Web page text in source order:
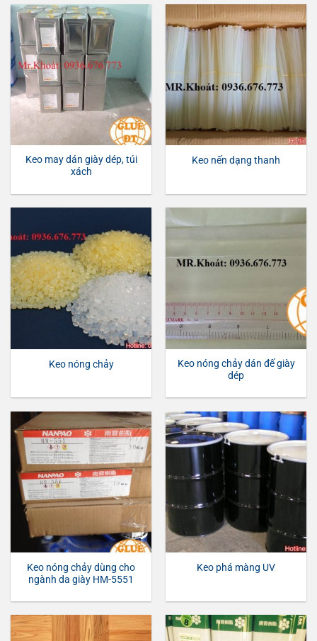
Keo may dán giày dép, túi
xách
Keo nến dạng thanh
Keo nóng chảy
Keo nóng chảy dán đế giày
dép
Keo nóng chảy dùng cho
ngành da giày HM-5551
Keo phá màng UV